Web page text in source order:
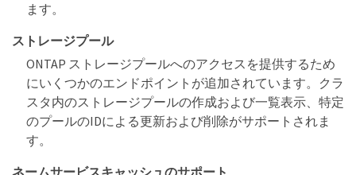
ます。
ストレージプール
ONTAP ストレージプールへのアクセスを提供するため
にいくつかのエンドポイントが追加されています。クラ
スタ内のストレージプールの作成および一覧表示、特定
のプールのIDによる更新および削除がサポートされま
す。